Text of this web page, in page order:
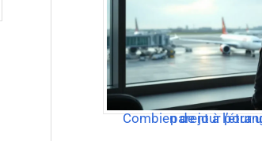
Combien de jour pour un décès d’un